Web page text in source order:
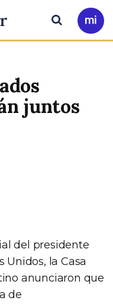
Ir
a
Buscar
juntos
del presidente
Unidos, la Casa
anunciaron que
de